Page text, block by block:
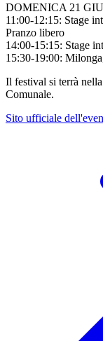
DOMENICA 21
11:00-12:15: Stage
Pranzo libero
14:00-15:15: Stage
15:30-19:00:
Il festival si terrà
Comunale.
Sito ufficiale